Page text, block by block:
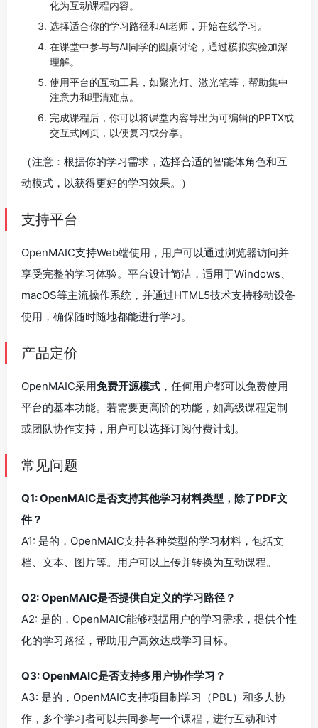
化为互动课程内容。
选择适合你的学习路径和AI老师，开始在线学习。
在课堂中参与与AI同学的圆桌讨论，通过模拟实验加深
理解。
使用平台的互动工具，如聚光灯、激光笔等，帮助集中
注意力和理清难点。
完成课程后，你可以将课堂内容导出为可编辑的PPTX或
交互式网页，以便复习或分享。
（注意：根据你的学习需求，选择合适的智能体角色和互
动模式，以获得更好的学习效果。）
支持平台
OpenMAIC支持Web端使用，用户可以通过浏览器访问并
享受完整的学习体验。平台设计简洁，适用于Windows、
macOS等主流操作系统，并通过HTML5技术支持移动设备
使用，确保随时随地都能进行学习。
产品定价
OpenMAIC采用免费开源模式 ，任何用户都可以免费使用
平台的基本功能。若需要更高阶的功能，如高级课程定制
或团队协作支持，用户可以选择订阅付费计划。
常见问题
Q1: OpenMAIC是否支持其他学习材料类型，除了PDF文
件？
A1: 是的，OpenMAIC支持各种类型的学习材料，包括文
档、文本、图片等。用户可以上传并转换为互动课程。
Q2: OpenMAIC是否提供自定义的学习路径？
A2: 是的，OpenMAIC能够根据用户的学习需求，提供个性
化的学习路径，帮助用户高效达成学习目标。
Q3: OpenMAIC是否支持多用户协作学习？
A3: 是的，OpenMAIC支持项目制学习（PBL）和多人协
作，多个学习者可以共同参与一个课程，进行互动和讨